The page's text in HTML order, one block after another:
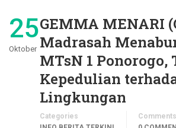
25
Oktober
GEMMA MENARI
Madrasah
MTsN 1 Ponorogo,
Kepedulian
Lingkungan
Categories
Comments